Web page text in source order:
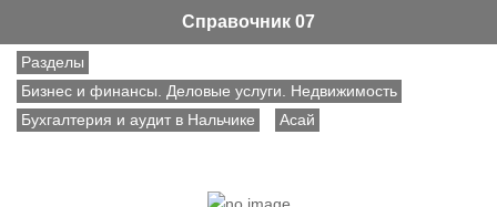
Справочник 07
Разделы
Бизнес и финансы. Деловые услуги. Недвижимость
Бухгалтерия и аудит в Нальчике
Асай